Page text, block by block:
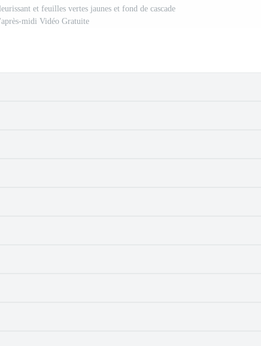
et feuilles vertes jaunes et fond de cascade
midi Vidéo Gratuite